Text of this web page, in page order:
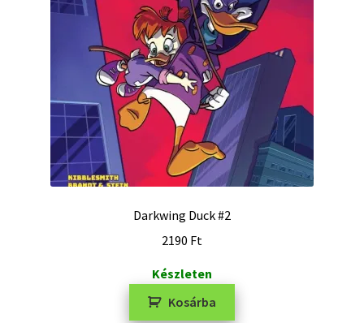
Darkwing Duck #2
2190 Ft
Készleten
Kosárba